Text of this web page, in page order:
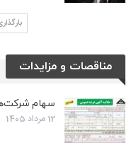
مناقصات و مزایدات
سهام
12 مرداد 1405